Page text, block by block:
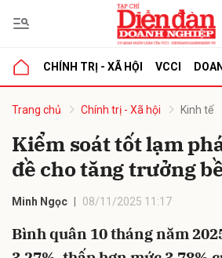
CHÍNH TRỊ - XÃ HỘI VCCI
Trang chủ Chính trị - Xã hội Kinh tế
Kiểm soát tốt lạm
đề cho tăng trưởng
Minh Ngọc 08/11/2025 11:17
Bình quân 10 tháng năm
luận